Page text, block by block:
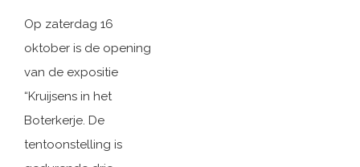
Op zaterdag 16
oktober is de opening
van de expositie
“Kruijsens in het
Boterkerje. De
tentoonstelling is